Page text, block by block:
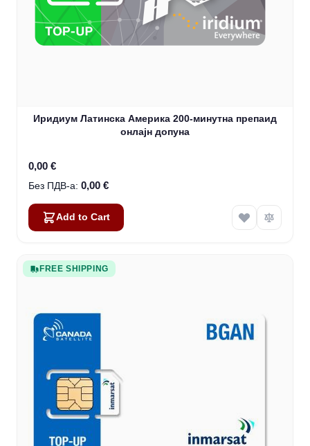
Иридиум Латинска Америка 200-минутна препаид
онлајн допуна
0,00 €
0,00 €
Add to Cart
FREE SHIPPING